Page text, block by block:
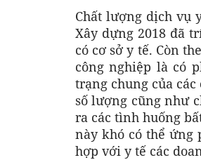
Chất lượng dịch vụ
Xây dựng 2018 đã
có cơ sở y tế. Còn
công nghiệp là có
trạng chung của
số lượng cũng như
ra các tình huống
này khó có thể ứng
hợp với y tế các